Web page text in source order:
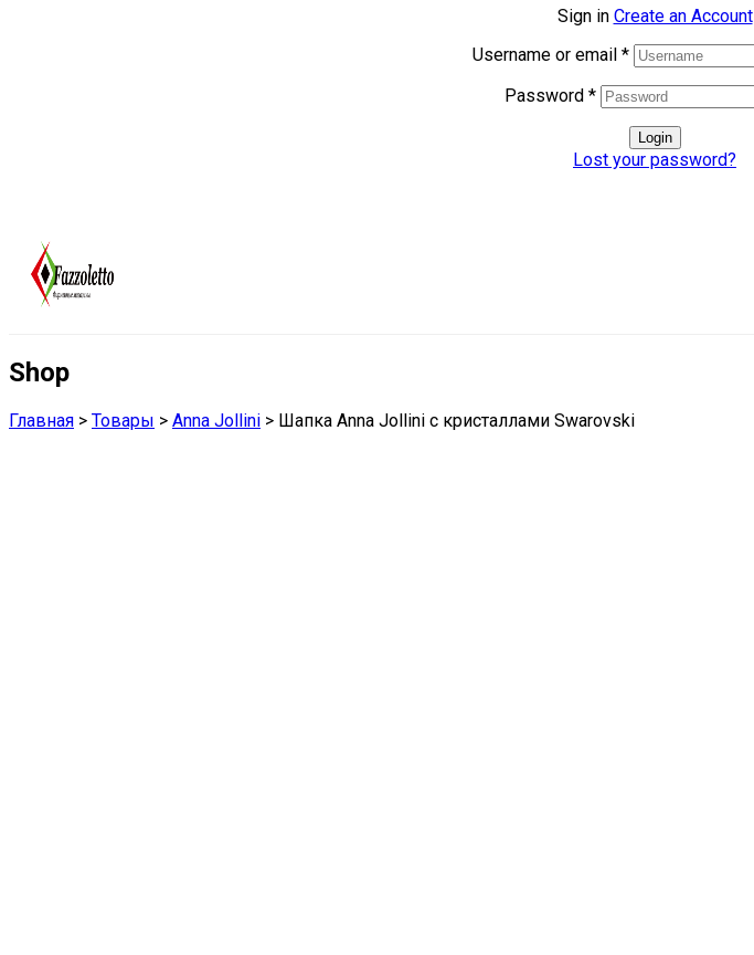
Sign in Create an Account
Username or email *
Password *
Login
Lost your password?
Shop
Главная > Товары > Anna Jollini > Шапка Anna Jollini с кристаллами Swarovski